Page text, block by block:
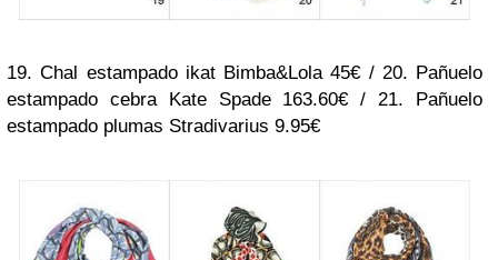
19. Chal estampado ikat Bimba&Lola 45€ / 20. Pañuelo
estampado cebra Kate Spade 163.60€ / 21. Pañuelo
estampado plumas Stradivarius 9.95€